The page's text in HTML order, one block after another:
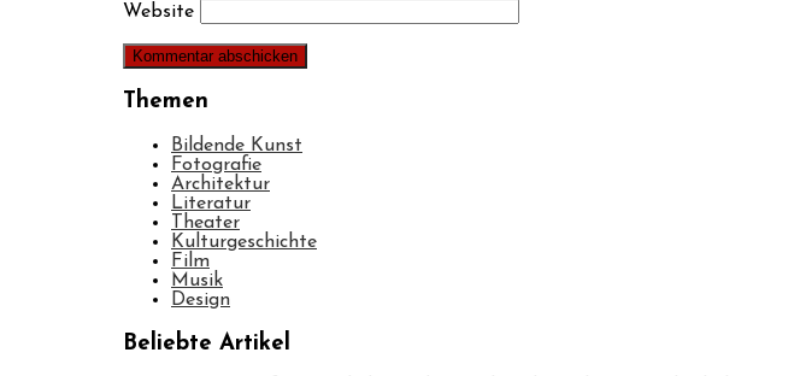
Website
Themen
Bildende Kunst
Fotografie
Architektur
Literatur
Theater
Kulturgeschichte
Film
Musik
Design
Beliebte Artikel